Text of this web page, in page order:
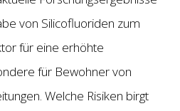
von Silicofluoriden zum
für eine erhöhte
für Bewohner von
Welche Risiken birgt